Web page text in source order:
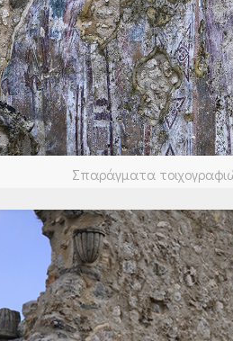
Σπαράγματα